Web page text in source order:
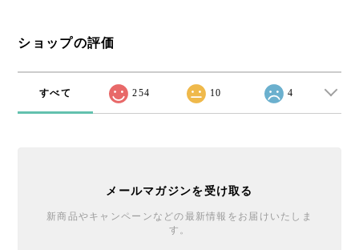
ショップの評価
すべて 254 10 4
メールマガジンを受け取る
新商品やキャンペーンなどの最新情報をお届けいたしま
す。